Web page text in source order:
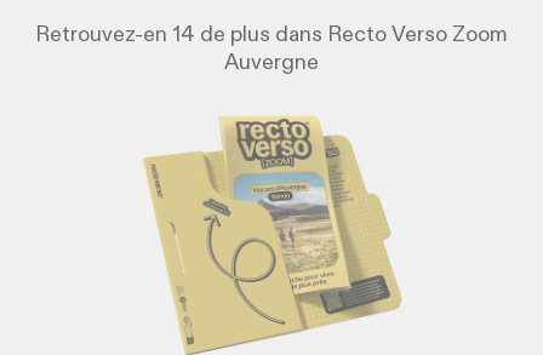
Retrouvez-en 14 de plus dans Recto Verso Zoom
Auvergne